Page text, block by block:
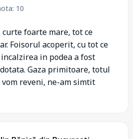
10
foarte mare, tot ce
Foisorul acoperit, cu tot ce
in podea a fost
Gaza primitoare, totul
reveni, ne-am simtit